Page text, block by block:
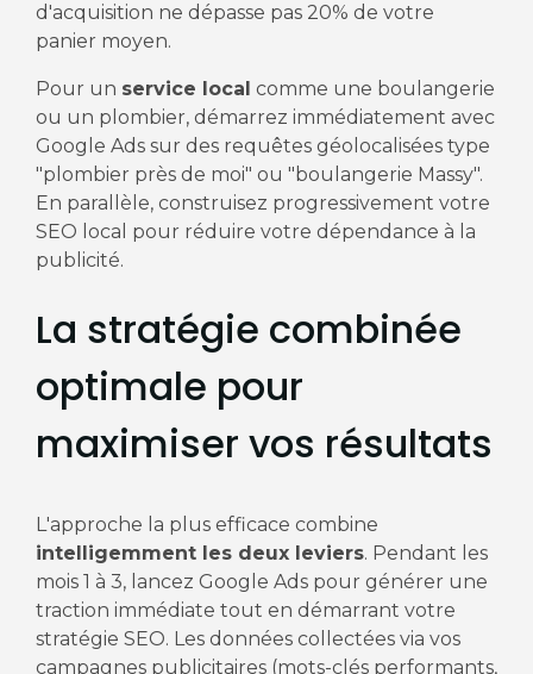
d'acquisition ne dépasse pas 20% de votre
panier moyen.
Pour un service local comme une boulangerie
ou un plombier, démarrez immédiatement avec
Google Ads sur des requêtes géolocalisées type
"plombier près de moi" ou "boulangerie Massy".
En parallèle, construisez progressivement votre
SEO local pour réduire votre dépendance à la
publicité.
La stratégie combinée
optimale pour
maximiser vos résultats
L'approche la plus efficace combine
intelligemment les deux leviers. Pendant les
mois 1 à 3, lancez Google Ads pour générer une
traction immédiate tout en démarrant votre
stratégie SEO. Les données collectées via vos
campagnes publicitaires (mots-clés performants,